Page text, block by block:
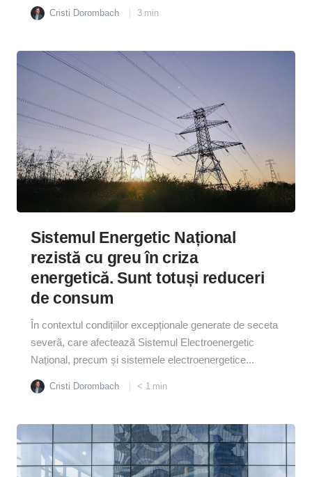
Cristi Dorombach 3 min
Sistemul Energetic Național
rezistă cu greu în criza
energetică. Sunt totuși reduceri
de consum
În contextul condițiilor excepționale generate de seceta
severã, care afecteazã Sistemul Electroenergetic
Național, precum și sistemele electroenergetice...
Cristi Dorombach < 1 min